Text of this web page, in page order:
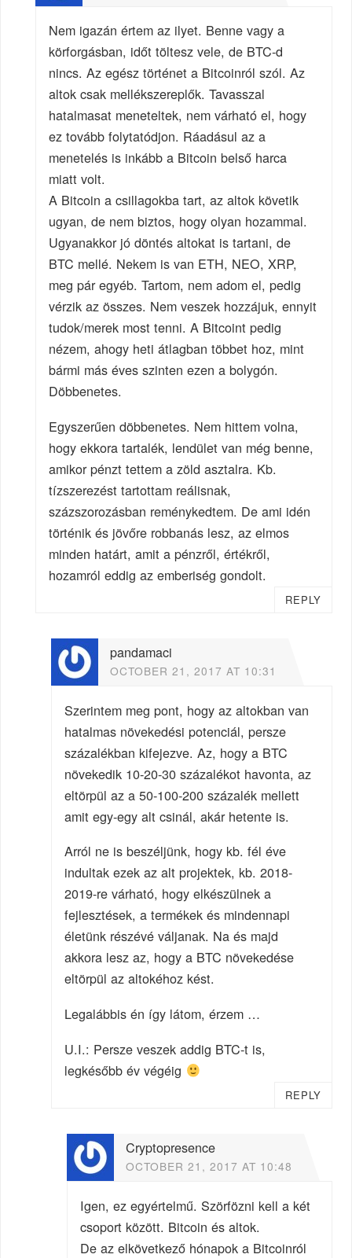
Nem igazán értem az ilyet. Benne vagy a
körforgásban, időt töltesz vele, de BTC-d
nincs. Az egész történet a Bitcoinról szól. Az
altok csak mellékszereplők. Tavasszal
hatalmasat meneteltek, nem várható el, hogy
ez tovább folytatódjon. Ráadásul az a
menetelés is inkább a Bitcoin belső harca
miatt volt.
A Bitcoin a csillagokba tart, az altok követik
ugyan, de nem biztos, hogy olyan hozammal.
Ugyanakkor jó döntés altokat is tartani, de
BTC mellé. Nekem is van ETH, NEO, XRP,
meg pár egyéb. Tartom, nem adom el, pedig
vérzik az összes. Nem veszek hozzájuk, ennyit
tudok/merek most tenni. A Bitcoint pedig
nézem, ahogy heti átlagban többet hoz, mint
bármi más éves szinten ezen a bolygón.
Döbbenetes.
Egyszerűen döbbenetes. Nem hittem volna,
hogy ekkora tartalék, lendület van még benne,
amikor pénzt tettem a zöld asztalra. Kb.
tízszerezést tartottam reálisnak,
százszorozásban reménykedtem. De ami idén
történik és jövőre robbanás lesz, az elmos
minden határt, amit a pénzről, értékről,
hozamról eddig az emberiség gondolt.
REPLY
pandamaci
OCTOBER 21, 2017 AT 10:31
Szerintem meg pont, hogy az altokban van
hatalmas növekedési potenciál, persze
százalékban kifejezve. Az, hogy a BTC
növekedik 10-20-30 százalékot havonta, az
eltörpül az a 50-100-200 százalék mellett
amit egy-egy alt csinál, akár hetente is.
Arról ne is beszéljünk, hogy kb. fél éve
indultak ezek az alt projektek, kb. 2018-
2019-re várható, hogy elkészülnek a
fejlesztések, a termékek és mindennapi
életünk részévé váljanak. Na és majd
akkora lesz az, hogy a BTC növekedése
eltörpül az altokéhoz kést.
Legalábbis én így látom, érzem …
U.I.: Persze veszek addig BTC-t is,
legkésőbb év végéig
REPLY
Cryptopresence
OCTOBER 21, 2017 AT 10:48
Igen, ez egyértelmű. Szörfözni kell a két
csoport között. Bitcoin és altok.
De az elkövetkező hónapok a Bitcoinról